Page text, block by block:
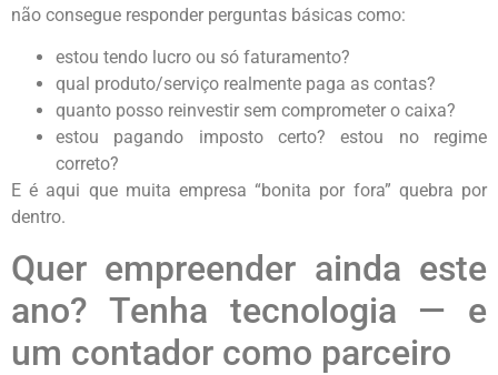
não consegue responder perguntas básicas como:
estou tendo lucro ou só faturamento?
qual produto/serviço realmente paga as contas?
quanto posso reinvestir sem comprometer o caixa?
estou pagando imposto certo? estou no regime
correto?
E é aqui que muita empresa “bonita por fora” quebra por
dentro.
Quer empreender ainda este
ano? Tenha tecnologia — e
um contador como parceiro